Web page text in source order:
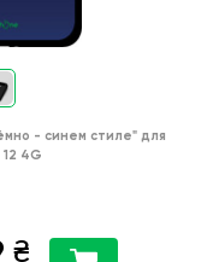
- синем стиле" для
12 4G
₴